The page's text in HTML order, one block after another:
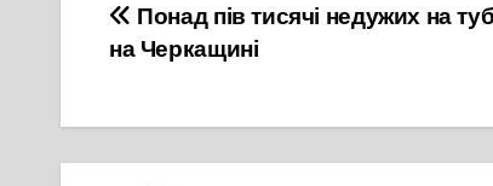
Навігація
записів
Понад пів тисячі недужих на
на Черкащині